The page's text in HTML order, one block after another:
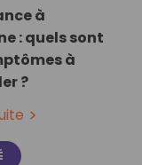
à
: quels sont
à
?